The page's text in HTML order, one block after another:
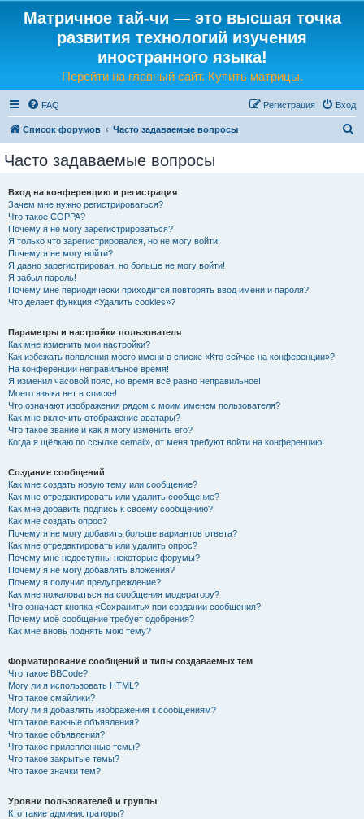
Матричное тай-чи — это высшая точка
развития технологий изучения
иностранного языка!
Перейти на главный сайт. Купить матрицы.
FAQ Вход
Регистрация
Список форумов Часто задаваемые вопросы
Часто задаваемые вопросы
Вход на конференцию и регистрация
Зачем мне нужно регистрироваться?
Что такое COPPA?
Почему я не могу зарегистрироваться?
Я только что зарегистрировался, но не могу войти!
Почему я не могу войти?
Я давно зарегистрирован, но больше не могу войти!
Я забыл пароль!
Почему мне периодически приходится повторять ввод имени и пароля?
Что делает функция «Удалить cookies»?
Параметры и настройки пользователя
Как мне изменить мои настройки?
Как избежать появления моего имени в списке «Кто сейчас на конференции»?
На конференции неправильное время!
Я изменил часовой пояс, но время всё равно неправильное!
Моего языка нет в списке!
Что означают изображения рядом с моим именем пользователя?
Как мне включить отображение аватары?
Что такое звание и как я могу изменить его?
Когда я щёлкаю по ссылке «email», от меня требуют войти на конференцию!
Создание сообщений
Как мне создать новую тему или сообщение?
Как мне отредактировать или удалить сообщение?
Как мне добавить подпись к своему сообщению?
Как мне создать опрос?
Почему я не могу добавить больше вариантов ответа?
Как мне отредактировать или удалить опрос?
Почему мне недоступны некоторые форумы?
Почему я не могу добавлять вложения?
Почему я получил предупреждение?
Как мне пожаловаться на сообщения модератору?
Что означает кнопка «Сохранить» при создании сообщения?
Почему моё сообщение требует одобрения?
Как мне вновь поднять мою тему?
Форматирование сообщений и типы создаваемых тем
Что такое BBCode?
Могу ли я использовать HTML?
Что такое смайлики?
Могу ли я добавлять изображения к сообщениям?
Что такое важные объявления?
Что такое объявления?
Что такое прилепленные темы?
Что такое закрытые темы?
Что такое значки тем?
Уровни пользователей и группы
Кто такие администраторы?